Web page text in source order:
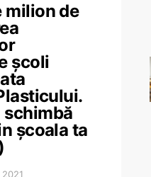
milion de
școli
schimbă
școala ta